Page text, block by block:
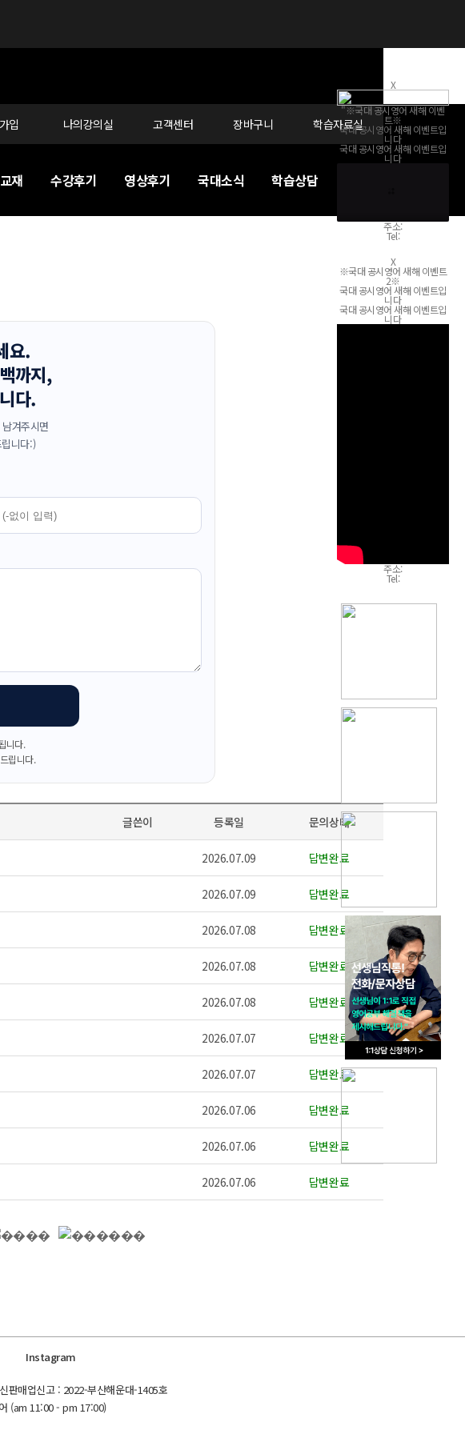
입 나의강의실 고객센터 장바구니 학습자료실
교재 수강후기 영상후기 국대소식 학습상담
X
"※국대 공시영어 새해 이벤
트※
국대 공시영어새해이벤트입
니다
국대 공시영어 새해이벤트입
니다
주소:
Tel:
X
※국대 공시영어 새해 이벤트
2※
국대 공시영어 새해이벤트입
니다
국대 공시영어 새해이벤트입
니다
주소:
Tel:
요.
까지,
다.
겨주시면
니다:)
니다.
립니다.
글쓴이 등록일 문의상태
2026.07.09 답변완료
2026.07.09 답변완료
2026.07.08 답변완료
2026.07.08 답변완료
2026.07.08 답변완료
2026.07.07 답변완료
2026.07.07 답변완료
2026.07.06 답변완료
2026.07.06 답변완료
2026.07.06 답변완료
Instagram
매업신고 : 2022-부산해운대-1405호
(am 11:00 - pm 17:00)